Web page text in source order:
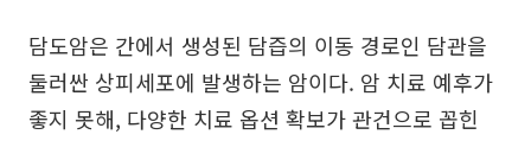
담도암은 간에서 생성된 담즙의 이동 경로인 담관을
둘러싼 상피세포에 발생하는 암이다. 암 치료 예후가
좋지 못해, 다양한 치료 옵션 확보가 관건으로 꼽힌